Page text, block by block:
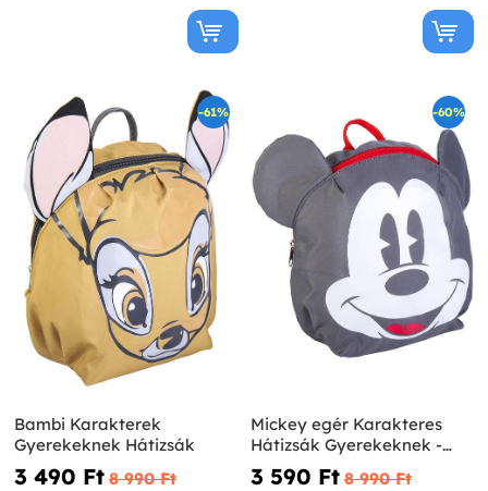
-61%
Bambi Karakterek
Gyerekeknek Hátizsák
3 490 Ft‎ 8 990 Ft‎
-60%
Mickey egér Karakteres
Hátizsák Gyerekeknek -
Disney
3 590 Ft‎ 8 990 Ft‎